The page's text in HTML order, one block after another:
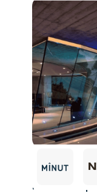
How Nox